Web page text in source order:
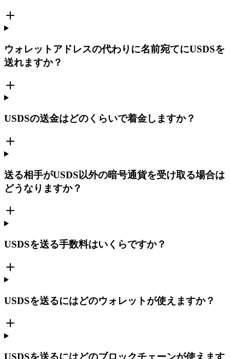
ウォレットアドレスの代わりに名前宛てにUSDSを
送れますか？
USDSの送金はどのくらいで着金しますか？
送る相手がUSDS以外の暗号通貨を受け取る場合は
どうなりますか？
USDSを送る手数料はいくらですか？
USDSを送るにはどのウォレットが使えますか？
USDSを送るにはどのブロックチェーンが使えます